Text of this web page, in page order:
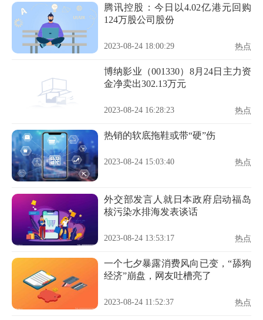
腾讯控股：今日以4.02亿港元回购
124万股公司股份
2023-08-24 18:00:29 热点
博纳影业（001330）8月24日主力资
金净卖出302.13万元
2023-08-24 16:28:23 热点
热销的软底拖鞋或带“硬”伤
2023-08-24 15:03:40 热点
外交部发言人就日本政府启动福岛
核污染水排海发表谈话
2023-08-24 13:53:17 热点
一个七夕暴露消费风向已变，“舔狗
经济”崩盘，网友吐槽亮了
2023-08-24 11:52:37 热点